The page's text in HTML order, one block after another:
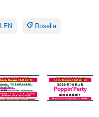
Roselia